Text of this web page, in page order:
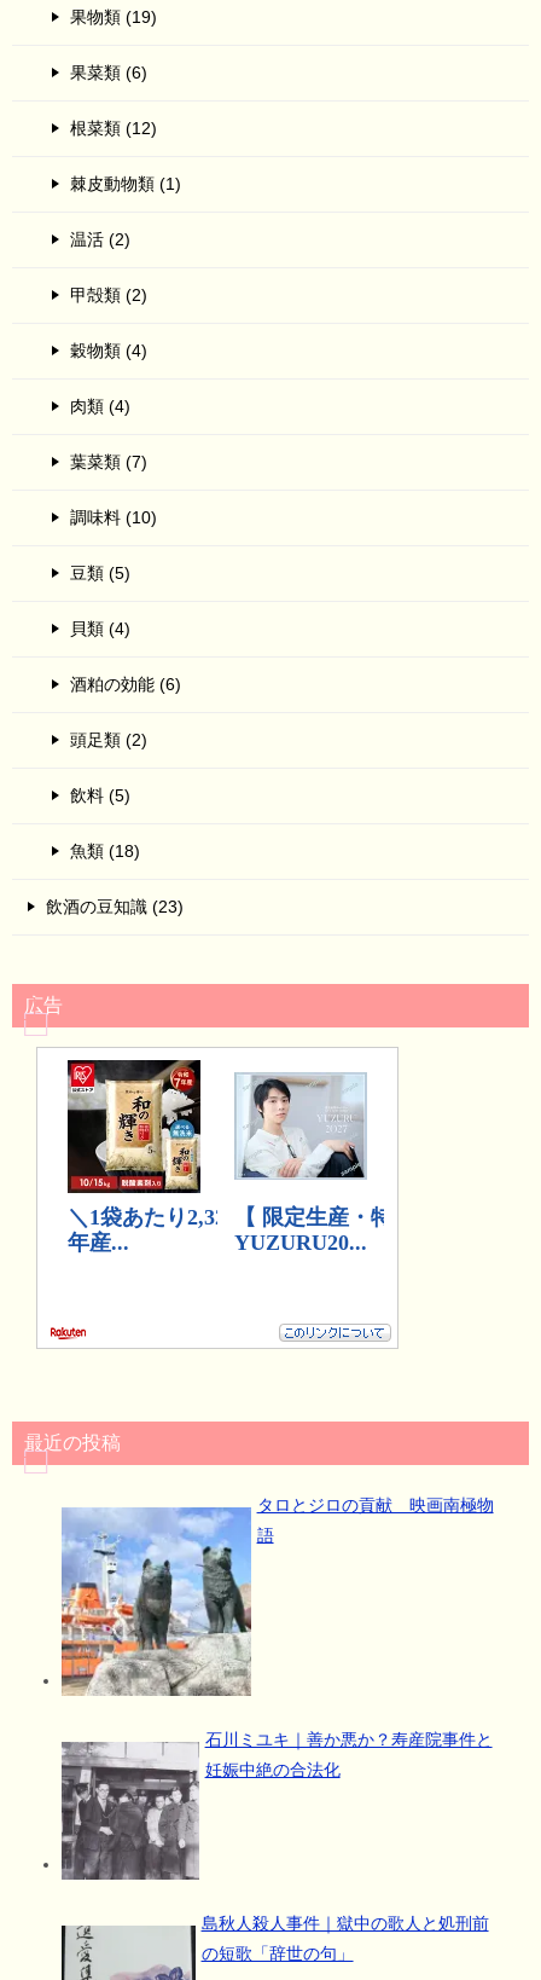
果物類 (19)
果菜類 (6)
根菜類 (12)
棘皮動物類 (1)
温活 (2)
甲殻類 (2)
穀物類 (4)
肉類 (4)
葉菜類 (7)
調味料 (10)
豆類 (5)
貝類 (4)
酒粕の効能 (6)
頭足類 (2)
飲料 (5)
魚類 (18)
飲酒の豆知識 (23)
広告
最近の投稿
タロとジロの貢献 映画南極物
語
石川ミユキ｜善か悪か？寿産院事件と
妊娠中絶の合法化
島秋人殺人事件｜獄中の歌人と処刑前
の短歌「辞世の句」